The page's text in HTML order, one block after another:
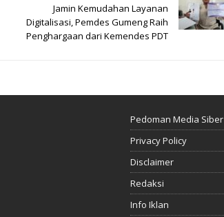
Jamin Kemudahan Layanan
Digitalisasi, Pemdes Gumeng Raih
Penghargaan dari Kemendes PDT
Pedoman Media Siber
Privacy Policy
Disclaimer
Redaksi
Info Iklan